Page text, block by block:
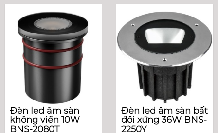
Đèn led âm sàn
không viền 10W
BNS-2080T
Đèn led âm sàn bất
đối xứng 36W BNS-
2250Y